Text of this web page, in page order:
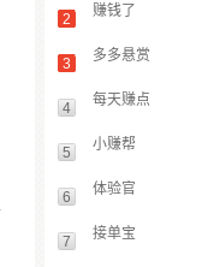
2 赚钱了
3 多多悬赏
4 每天赚点
5 小赚帮
6 体验官
7 接单宝